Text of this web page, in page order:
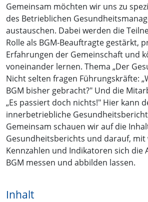
Gemeinsam möchten wir uns zu
des Betrieblichen
austauschen. Dabei werden die
Rolle als BGM-Beauftragte gestärkt,
Erfahrungen der Gemeinschaft und
voneinander lernen. Thema „Der
Nicht selten fragen Führungskräfte:
BGM bisher gebracht?" Und die
„Es passiert doch nichts!" Hier kann
innerbetriebliche
Gemeinsam schauen wir auf die
Gesundheitsberichts und darauf, mit
Kennzahlen und Indikatoren sich die
BGM messen und abbilden lassen.
Inhalt